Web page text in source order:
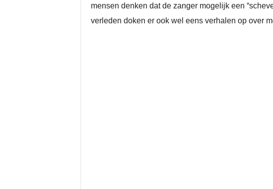
mensen denken dat de zanger mogelijk een
verleden doken er ook wel eens verhalen op over